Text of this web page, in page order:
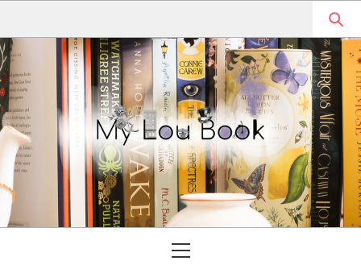
content
MYLOUBOOK
VOYAGES LITTÉRAIRES EN
ANGLETERRE ET AILLEURS
Menu